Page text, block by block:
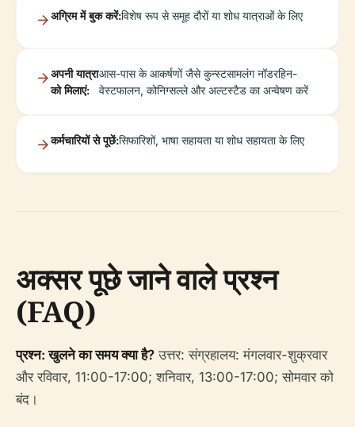
अग्रिम में बुक करें:विशेष रूप से समूह दौरों या शोध यात्राओं के लिए
अपनी यात्रा
को मिलाएं:
आस-पास के आकर्षणों जैसे कुन्स्टसामलंग नॉडरहिन-
वेस्टफालन, कोनिग्सल्ले और अल्टस्टैड का अन्वेषण करें
कर्मचारियों से पूछें:सिफारिशों, भाषा सहायता या शोध सहायता के लिए
अक्सर पूछे जाने वाले प्रश्न
(FAQ)
प्रश्न: खुलने का समय क्या है? उत्तर: संग्रहालय: मंगलवार-शुक्रवार
और रविवार, 11:00-17:00; शनिवार, 13:00-17:00; सोमवार को
बंद।